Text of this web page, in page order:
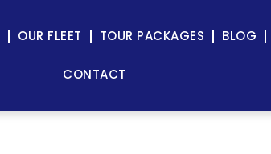
OUR FLEET TOUR PACKAGES BLOG
CONTACT